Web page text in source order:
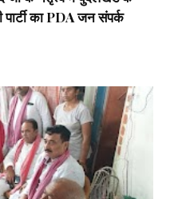
पार्टी का PDA जन संपर्क